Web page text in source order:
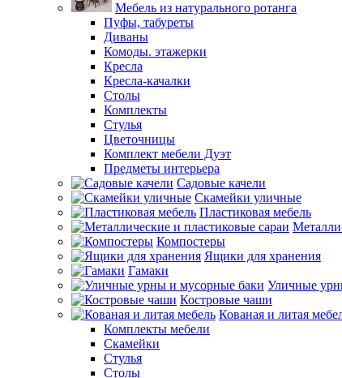
Мебель из натурального ротанга
Пуфы, табуреты
Диваны
Комоды. этажерки
Кресла
Кресла-качалки
Столы
Комплекты
Стулья
Цветочницы
Комплект мебели Дуэт
Предметы интерьера
Садовые качели
Скамейки уличные
Пластиковая мебель
Компостеры
Ящики для хранения
Гамаки
Уличные
Костровые чаши
Кованая и литая
Комплекты мебели
Скамейки
Стулья
Столы